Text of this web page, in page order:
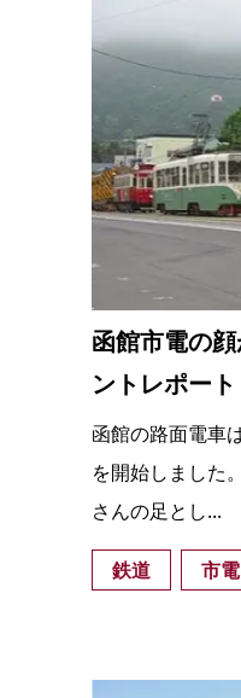
函館市電の
ントレポート
函館の路面電車
を開始しました
さんの足とし...
鉄道 市